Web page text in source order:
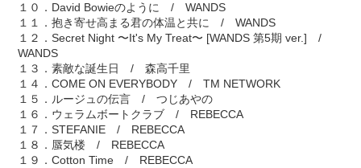
１０．David Bowieのように / WANDS
１１．抱き寄せ高まる君の体温と共に / WANDS
１２．Secret Night 〜It's My Treat〜 [WANDS 第5期 ver.] /
WANDS
１３．素敵な誕生日 / 森高千里
１４．COME ON EVERYBODY / TM NETWORK
１５．ルージュの伝言 / つじあやの
１６．ウェラムボートクラブ / REBECCA
１７．STEFANIE / REBECCA
１８．蜃気楼 / REBECCA
１９．Cotton Time / REBECCA